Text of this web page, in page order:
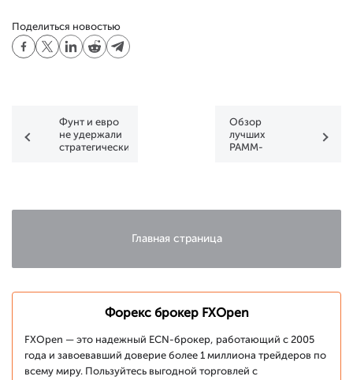
Поделиться новостью
Фунт и евро
не удержали
стратегические
Обзор
лучших
PAMM-
Главная страница
Форекс брокер FXOpen
FXOpen — это надежный ECN-брокер, работающий с 2005
года и завоевавший доверие более 1 миллиона трейдеров по
всему миру. Пользуйтесь выгодной торговлей с